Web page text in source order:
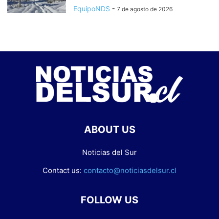
EquipoNDS - 7 de agosto de 2026
ABOUT US
Noticias del Sur
Contact us: contacto@noticiasdelsur.cl
FOLLOW US